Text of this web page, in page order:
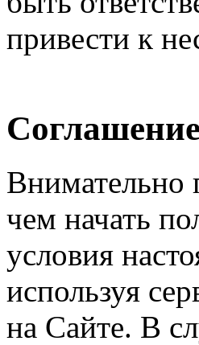
привести к
Внимательно
чем начать
условия
используя
на Сайте. В